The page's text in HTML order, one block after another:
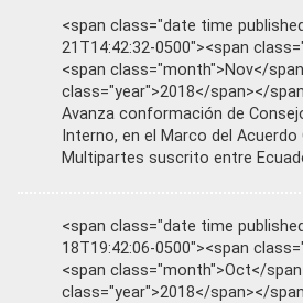
<span class="date time
21T14:42:32-0500"><span
<span class="month">Nov</
class="year">2018</span></
Avanza conformación de
Interno, en el Marco del Acuerdo
Multipartes suscrito entre
<span class="date time
18T19:42:06-0500"><span
<span class="month">Oct</
class="year">2018</span></